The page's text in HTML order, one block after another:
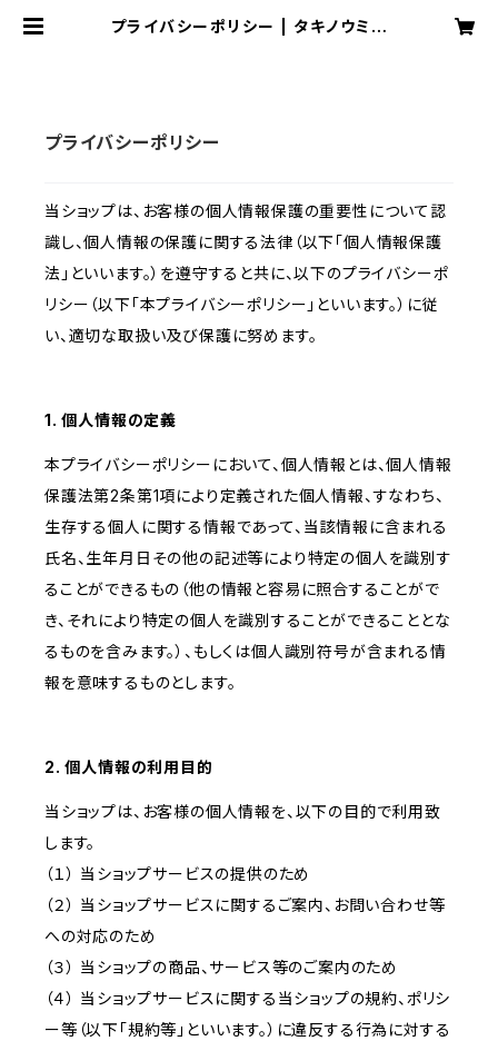
プライバシーポリシー | タキノウミス
プライバシーポリシー
当ショップは、お客様の個人情報保護の重要性について認
識し、個人情報の保護に関する法律（以下「個人情報保護
法」といいます。）を遵守すると共に、以下のプライバシーポ
リシー（以下「本プライバシーポリシー」といいます。）に従
い、適切な取扱い及び保護に努めます。
1. 個人情報の定義
本プライバシーポリシーにおいて、個人情報とは、個人情報
保護法第2条第1項により定義された個人情報、すなわち、
生存する個人に関する情報であって、当該情報に含まれる
氏名、生年月日その他の記述等により特定の個人を識別す
ることができるもの（他の情報と容易に照合することがで
き、それにより特定の個人を識別することができることとな
るものを含みます。）、もしくは個人識別符号が含まれる情
報を意味するものとします。
2. 個人情報の利用目的
当ショップは、お客様の個人情報を、以下の目的で利用致
します。
（１） 当ショップサービスの提供のため
（２） 当ショップサービスに関するご案内、お問い合わせ等
への対応のため
（３） 当ショップの商品、サービス等のご案内のため
（４） 当ショップサービスに関する当ショップの規約、ポリシ
ー等（以下「規約等」といいます。）に違反する行為に対する